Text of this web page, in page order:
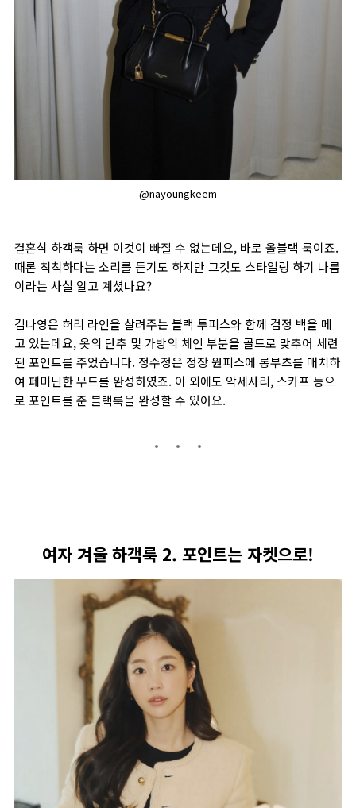
@nayoungkeem
결혼식 하객룩 하면 이것이 빠질 수 없는데요, 바로 올블랙 룩이죠.
때론 칙칙하다는 소리를 듣기도 하지만 그것도 스타일링 하기 나름
이라는 사실 알고 계셨나요?
김나영은 허리 라인을 살려주는 블랙 투피스와 함께 검정 백을 메
고 있는데요, 옷의 단추 및 가방의 체인 부분을 골드로 맞추어 세련
된 포인트를 주었습니다. 정수정은 정장 원피스에 롱부츠를 매치하
여 페미닌한 무드를 완성하였죠. 이 외에도 악세사리, 스카프 등으
로 포인트를 준 블랙룩을 완성할 수 있어요.
여자 겨울 하객룩 2. 포인트는 자켓으로!